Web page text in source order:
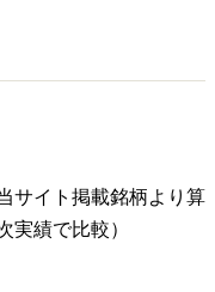
サイト掲載銘柄より算
績で比較）